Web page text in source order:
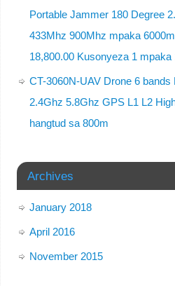
Portable Jammer 180 Degree
433Mhz 900Mhz mpaka
18,800.00 Kusonyeza 1
CT-3060N-UAV Drone 6
2.4Ghz 5.8Ghz GPS L1 L2
hangtud sa 800m
Archives
January 2018
April 2016
November 2015